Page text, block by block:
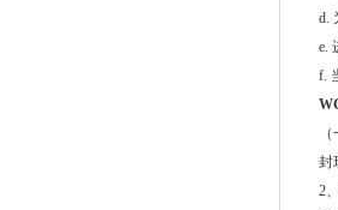
d.
e.
f.
封
2